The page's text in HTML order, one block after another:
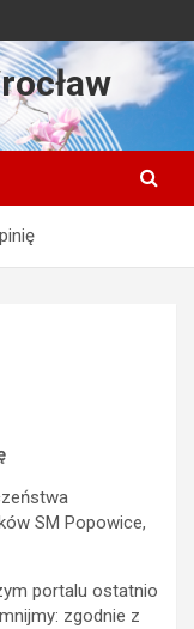
SM Popowice,
portalu ostatnio
zgodnie z